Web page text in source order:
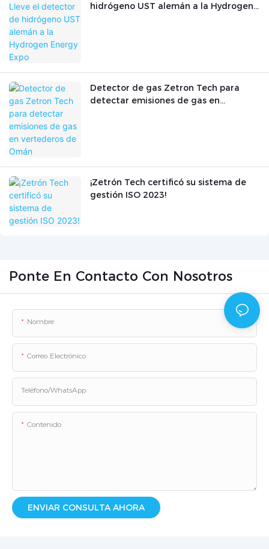
hidrógeno UST alemán a la Hydrogen
Detector de gas Zetron Tech para
detectar emisiones de gas en
¡Zetrón Tech certificó su sistema de
gestión ISO 2023!
Ponte En Contacto Con Nosotros
Nombre
Correo Electrónico
Teléfono/WhatsApp
Contenido
ENVIAR CONSULTA AHORA